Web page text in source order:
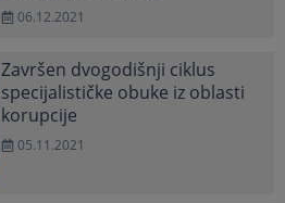
06.12.2021
Završen dvogodišnji ciklus
specijalističke obuke iz oblasti
korupcije
05.11.2021